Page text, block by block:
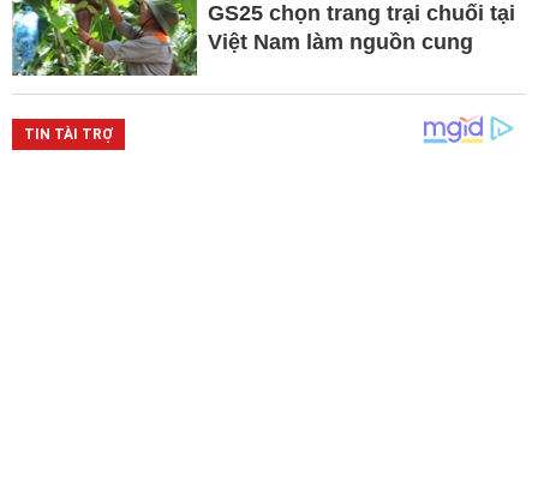
GS25 chọn trang trại chuối tại
Việt Nam làm nguồn cung